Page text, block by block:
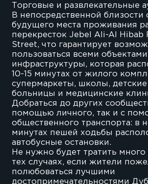
Торговые и развлекательные
В непосредственной близости
будущего места проживания
перекресток Jebel Ali-Al Hibab
Street, что гарантирует
пользоваться всеми объектами
инфраструктуры, которая
10-15 минутах от жилого
супермаркеты, школы, детские
больницы и медицинские
Добраться до других
помощью личного, так и с
общественного транспорта: в
минутах пешей ходьбы
автобусные остановки.
Не нужно будет тратить
тех случаях, если жители
полюбоваться лучшими
достопримечательностями